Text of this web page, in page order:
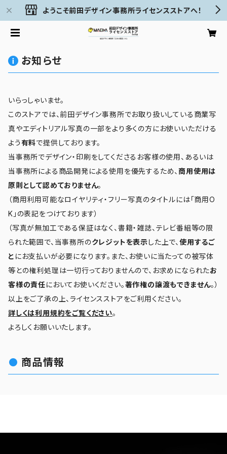
ようこそ前田デザイン事務所ライセンスストアへ！
お知らせ
いらっしゃいませ。
このストアでは、前田デザイン事務所でお取り扱いしている商業写
真やエディトリアル写真の一部をより多くの方にお使いいただける
よう有料で提供しております。
当事務所でデザイン・印刷をしてくださるお客様の使用、あるいは
当事務所による商品開発による使用を優先するため、商用使用は
原則として認めておりません。
（商用利用可能なロイヤリティ・フリー写真のタイトルには「商用O
K」の表記をつけております）
（写真が無加工である保証はなく、書籍・雑誌、テレビ番組等の限
られた範囲で、当事務所のクレジットを表示した上で、使用するご
と にお支払いが必要になります。また、お使いに当たっての被写体
等との権利処理は一切行っておりませんので、お求めになられたお
客様の責任においてお使いください。著作権の譲渡もできません。）
以上をご了承の上、ライセンスストアをご利用ください。
詳しくは利用規約をご覧ください。
よろしくお願いいたします。
商品情報